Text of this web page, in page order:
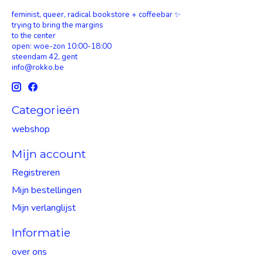
feminist, queer, radical bookstore + coffeebar ✨
trying to bring the margins
to the center
open: woe-zon 10:00-18:00
steendam 42, gent
info@rokko.be
Categorieën
webshop
Mijn account
Registreren
Mijn bestellingen
Mijn verlanglijst
Informatie
over ons